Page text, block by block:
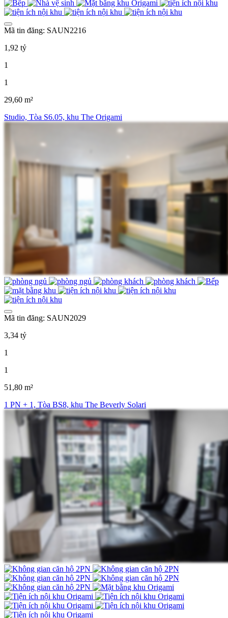
Mã tin đăng: SAUN2216
1,92 tỷ
1
1
29,60 m²
Studio, Tòa S6.05, khu The Origami
Mã tin đăng: SAUN2029
3,34 tỷ
1
1
51,80 m²
1 PN + 1, Tòa BS8, khu The Beverly Solari